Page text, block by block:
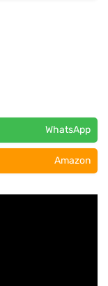
WhatsApp
Amazon